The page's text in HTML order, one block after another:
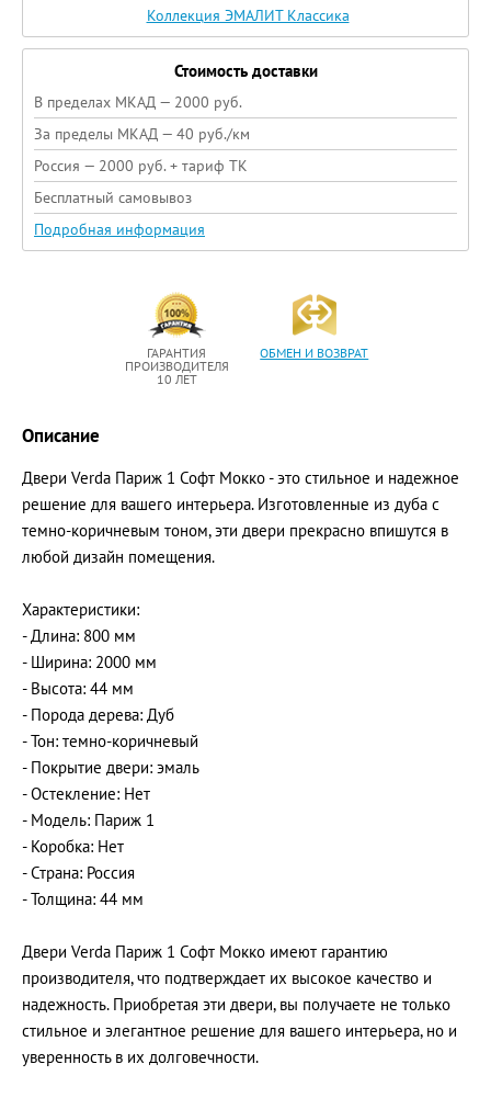
Коллекция ЭМАЛИТ Классика
Стоимость доставки
В пределах МКАД — 2000 руб.
За пределы МКАД — 40 руб./км
Россия — 2000 руб. + тариф ТК
Бесплатный самовывоз
Подробная информация
ГАРАНТИЯ
ПРОИЗВОДИТЕЛЯ
10 ЛЕТ
ОБМЕН И ВОЗВРАТ
Описание
Двери Verda Париж 1 Софт Мокко - это стильное и надежное
решение для вашего интерьера. Изготовленные из дуба с
темно-коричневым тоном, эти двери прекрасно впишутся в
любой дизайн помещения.
Характеристики:
- Длина: 800 мм
- Ширина: 2000 мм
- Высота: 44 мм
- Порода дерева: Дуб
- Тон: темно-коричневый
- Покрытие двери: эмаль
- Остекление: Нет
- Модель: Париж 1
- Коробка: Нет
- Страна: Россия
- Толщина: 44 мм
Двери Verda Париж 1 Софт Мокко имеют гарантию
производителя, что подтверждает их высокое качество и
надежность. Приобретая эти двери, вы получаете не только
стильное и элегантное решение для вашего интерьера, но и
уверенность в их долговечности.